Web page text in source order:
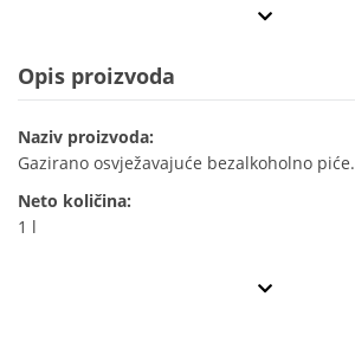
Opis proizvoda
Naziv proizvoda:
Gazirano osvježavajuće bezalkoholno piće.
Neto količina:
1 l